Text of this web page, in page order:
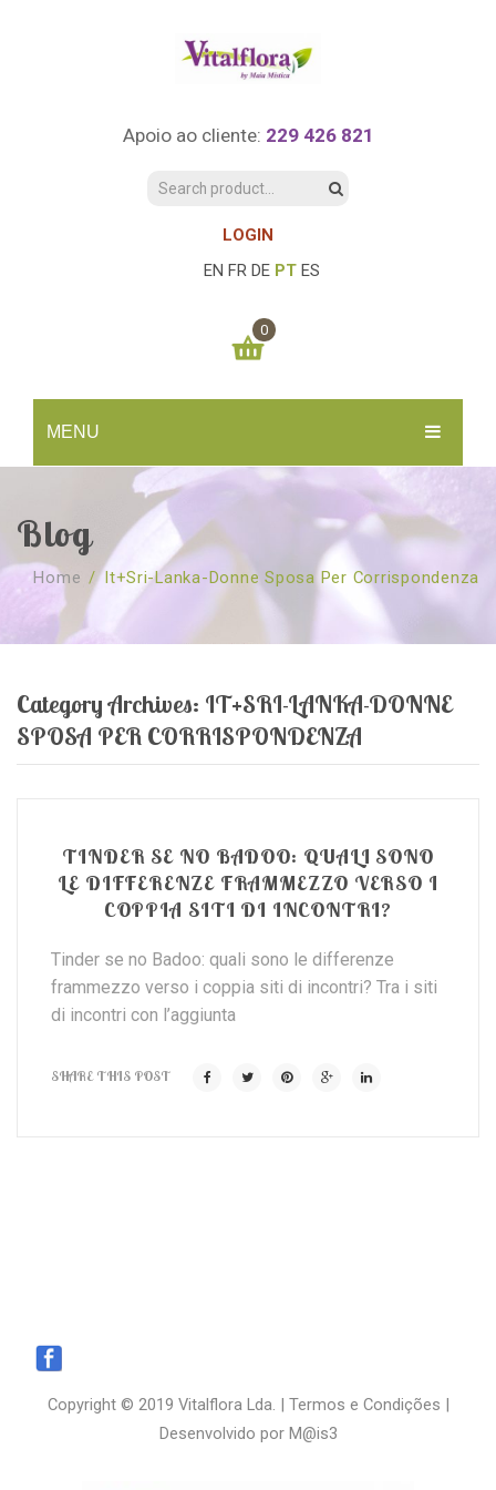
Apoio ao cliente: 229 426 821
LOGIN
EN FR DE PT ES
MENU
SOBRE NÓS
Quem Somos
Revenda
Faqs
CURSOS
Agenda
Florais St. Germain
O Fundamento
Workshops – Agenda
TESTE ONLINE
Florais Sant Germain
Barras de Access
Processos corporais
Consultas Online
SHOP
Florais St. Germain
Livros
Vários
CONTACTO
0
You have no items in your shopping cart
SUBTOTAL: 0.00€
Blog
Home / It+sri-Lanka-Donne Sposa Per Corrispondenza
Category Archives: IT+SRI-LANKA-DONNE
SPOSA PER CORRISPONDENZA
TINDER SE NO BADOO: QUALI SONO
LE DIFFERENZE FRAMMEZZO VERSO I
COPPIA SITI DI INCONTRI?
Tinder se no Badoo: quali sono le differenze
frammezzo verso i coppia siti di incontri? Tra i siti
di incontri con l’aggiunta
SHARE THIS POST
Copyright © 2019 Vitalflora Lda. | Termos e Condições |
Desenvolvido por M@is3